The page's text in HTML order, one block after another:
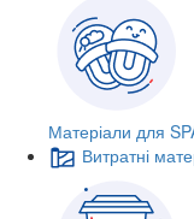
Матеріали для
Витратні